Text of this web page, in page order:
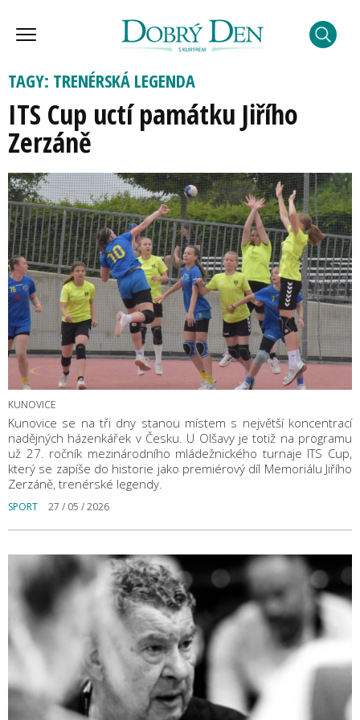
TAGY: TRENÉRSKÁ LEGENDA
ITS Cup uctí památku Jiřího
Zerzáně
KUNOVICE
Kunovice se na tři dny stanou místem s největší koncentrací
nadějných házenkářek v Česku. U Olšavy je totiž na programu
už 27. ročník mezinárodního mládežnického turnaje ITS Cup,
který se zapíše do historie jako premiérový díl Memoriálu Jiřího
Zerzáně, trenérské legendy.
SPORT 27 / 05 / 2026